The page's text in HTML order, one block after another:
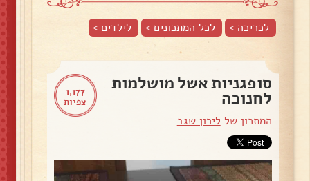
לכריכה > לכל המתכונים > לילדים>
1,177
צפיות
סופגניות אשל מושלמות
לחנוכה
המתכון של לירון שגב